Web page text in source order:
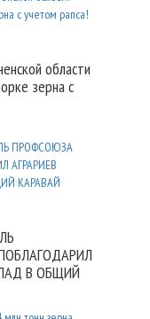
области
зерна с
В ОБЩИЙ